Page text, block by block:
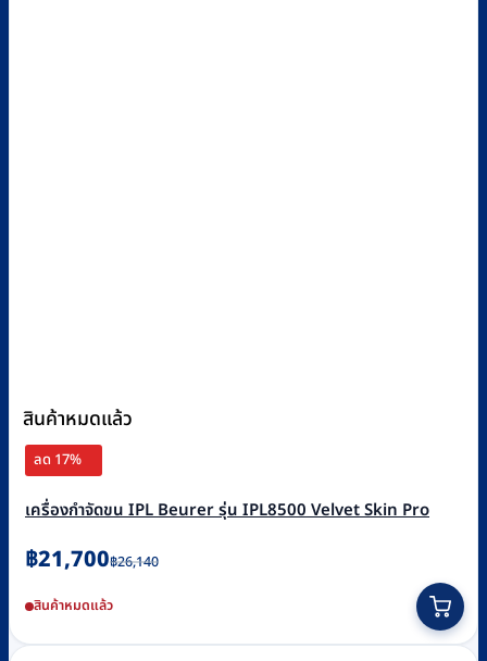
สินค้าหมดแล้ว
ลด 17%
เครื่องกำจัดขน IPL Beurer รุ่น IPL8500 Velvet Skin Pro
฿26,140
Original
was:
฿26,140.
฿21,700
Current
is:
฿21,700.
สินค้าหมดแล้ว